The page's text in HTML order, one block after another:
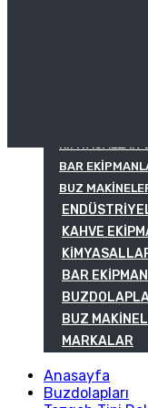
KIMYASALLAR
BAR
BUZ
KAHVE
BAR
BUZ
MARKALAR
Anasayfa
Buzdolapları